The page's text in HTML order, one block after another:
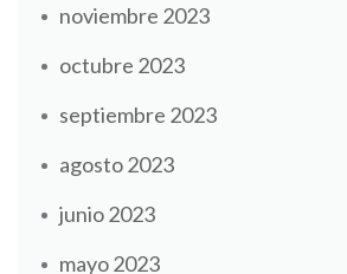
noviembre 2023
octubre 2023
septiembre 2023
agosto 2023
junio 2023
mayo 2023